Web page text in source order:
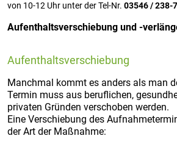
von 10-12 Uhr unter der Tel-Nr. 03546 / 238-
Aufenthaltsverschiebung und -
Aufenthaltsverschiebung
Manchmal kommt es anders als man
Termin muss aus beruflichen,
privaten Gründen verschoben werden.
Eine Verschiebung des
der Art der Maßnahme: